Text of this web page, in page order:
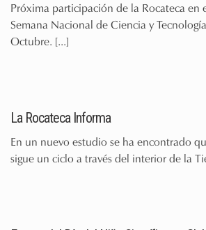
Próxima participación de la Rocateca en
Semana Nacional de Ciencia y
Octubre. [...]
La Rocateca Informa
En un nuevo estudio se ha encontrado
sigue un ciclo a través del interior de la